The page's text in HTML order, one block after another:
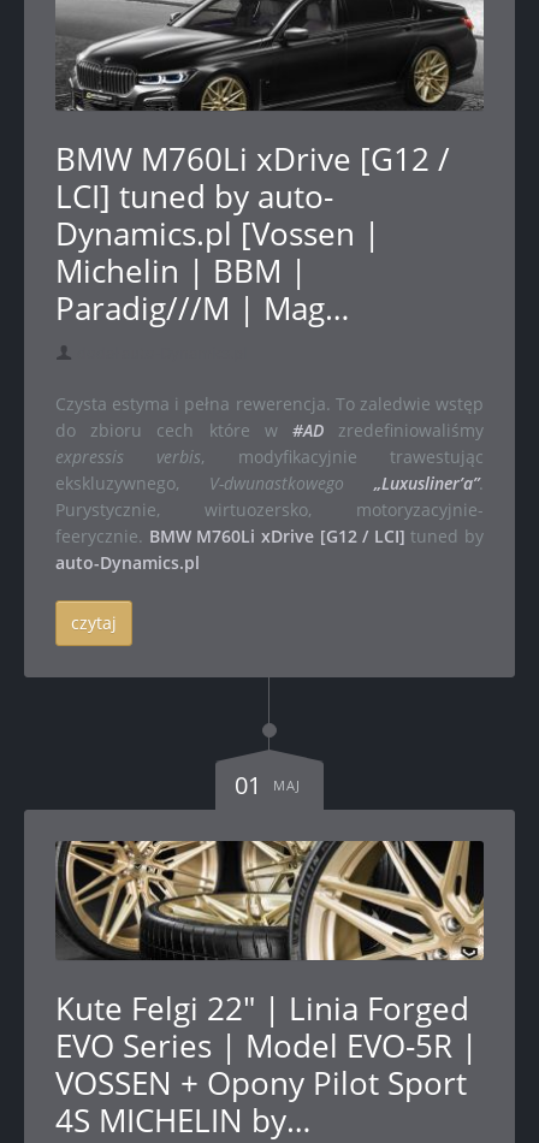
BMW M760Li xDrive [G12 /
LCI] tuned by auto-
Dynamics.pl [Vossen |
Michelin | BBM |
Paradig///M | Mag…
Czysta estyma i pełna rewerencja. To zaledwie wstęp
do zbioru cech które w #ADzredefiniowaliśmy
expressis verbis, modyfikacyjnie trawestując
ekskluzywnego, V-dwunastkowego „Luxusliner’a”.
Purystycznie, wirtuozersko, motoryzacyjnie-
feerycznie. BMW M760Li xDrive [G12 / LCI] tuned by
auto-Dynamics.pl
czytaj
01 MAJ
Kute Felgi 22" | Linia Forged
EVO Series | Model EVO-5R |
VOSSEN + Opony Pilot Sport
4S MICHELIN by…